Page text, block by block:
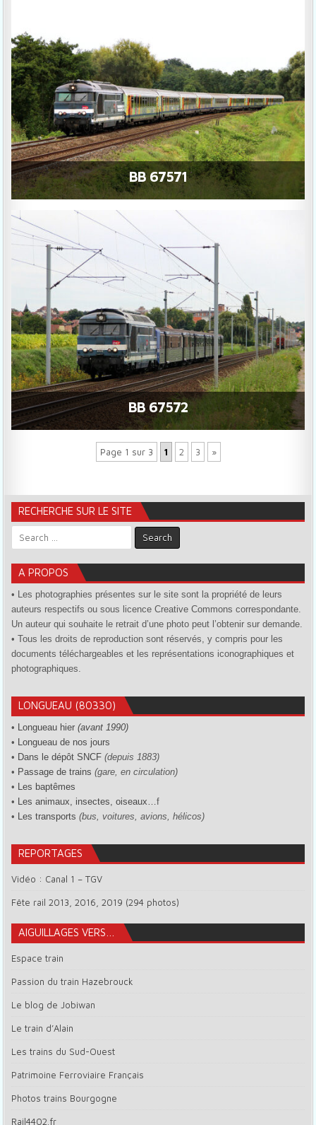
BB 67571
BB 67572
Page 1 sur 3 1 2 3 »
RECHERCHE SUR LE SITE
Search for:
A PROPOS
• Les photographies présentes sur le site sont la propriété de leurs
auteurs respectifs ou sous licence Creative Commons correspondante.
Un auteur qui souhaite le retrait d’une photo peut l’obtenir sur demande.
• Tous les droits de reproduction sont réservés, y compris pour les
documents téléchargeables et les représentations iconographiques et
photographiques.
LONGUEAU (80330)
• Longueau hier (avant 1990)
•
Longueau de nos jours
• Dans le dépôt SNCF (depuis 1883)
• Passage de trains (gare, en circulation)
•
Les baptêmes
•
Les animaux, insectes, oiseaux…f
•
Les transports (bus, voitures, avions, hélicos)
REPORTAGES
Vidéo : Canal 1 – TGV
Fête rail 2013, 2016, 2019 (294 photos)
AIGUILLAGES VERS…
Espace train
Passion du train Hazebrouck
Le blog de Jobiwan
Le train d’Alain
Les trains du Sud-Ouest
Patrimoine Ferroviaire Français
Photos trains Bourgogne
Rail4402.fr